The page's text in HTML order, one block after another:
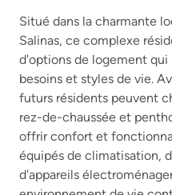
Situé dans la charmante
Salinas, ce complexe
d'options de logement
besoins et styles de vie.
futurs résidents peuvent
rez-de-chaussée et
offrir confort et
équipés de climatisation,
d'appareils